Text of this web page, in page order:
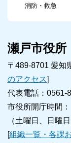
消防・救急
瀬戸市役所
〒489-8701 愛知
のアクセス]
代表電話：0561-
市役所開庁時間
（土曜日、日曜
[組織一覧・各課